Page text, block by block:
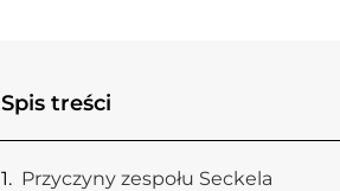
Spis treści
Przyczyny zespołu Seckela